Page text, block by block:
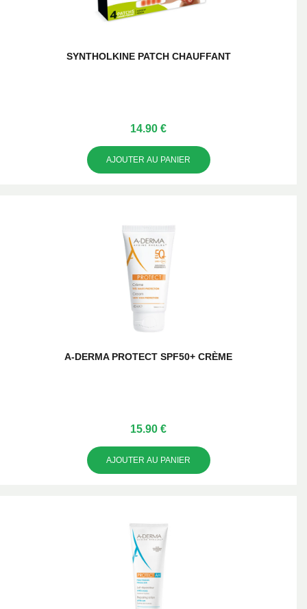
SYNTHOLKINE PATCH CHAUFFANT
14.90 €
AJOUTER AU PANIER
A-DERMA PROTECT SPF50+ CRÈME
15.90 €
AJOUTER AU PANIER